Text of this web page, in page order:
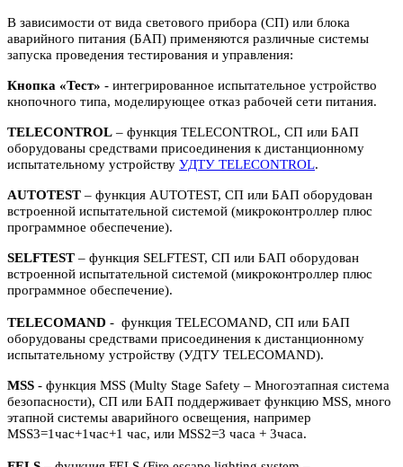
В зависимости от вида светового прибора (СП) или блока
аварийного питания (БАП) применяются различные системы
запуска проведения тестирования и управления:
Кнопка «Тест» - интегрированное испытательное устройство
кнопочного типа, моделирующее отказ рабочей сети питания.
TELECONTROL – функция TELECONTROL, СП или БАП
оборудованы средствами присоединения к дистанционному
испытательному устройству УДТУ TELECONTROL.
AUTOTEST – функция AUTOTEST, СП или БАП оборудован
встроенной испытательной системой (микроконтроллер плюс
программное обеспечение).
SELFTEST – функция SELFTEST, СП или БАП оборудован
встроенной испытательной системой (микроконтроллер плюс
программное обеспечение).
TELECOMAND - функция TELECOMAND, СП или БАП
оборудованы средствами присоединения к дистанционному
испытательному устройству (УДТУ TELECOMAND).
MSS - функция MSS (Multy Stage Safety – Многоэтапная система
безопасности), СП или БАП поддерживает функцию MSS, много
этапной системы аварийного освещения, например
MSS3=1час+1час+1 час, или MSS2=3 часа + 3часа.